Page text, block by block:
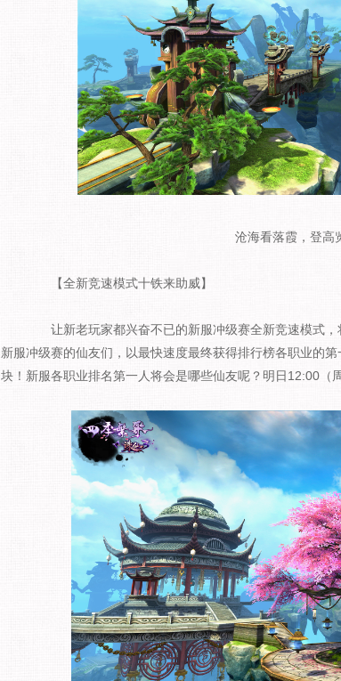
沧海看落霞，登高
【全新竞速模式十铁来助威】
让新老玩家都兴奋不已的新服冲级赛全新竞速模式，
新服冲级赛的仙友们，以最快速度最终获得排行榜各职业的
块！新服各职业排名第一人将会是哪些仙友呢？明日12:00（